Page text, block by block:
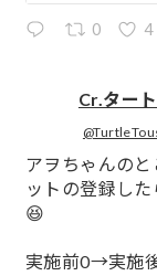
0 4
Cr.ター
アヲちゃんの
ットの登録し
😆
実施前0→実施